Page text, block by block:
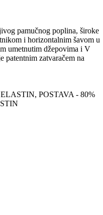
pamučnog poplina, široke
i horizontalnim šavom u
umetnutim džepovima i V
patentnim zatvaračem na
POSTAVA - 80%